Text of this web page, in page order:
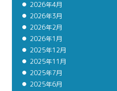
2026年4月
2026年3月
2026年2月
2026年1月
2025年12月
2025年11月
2025年7月
2025年6月